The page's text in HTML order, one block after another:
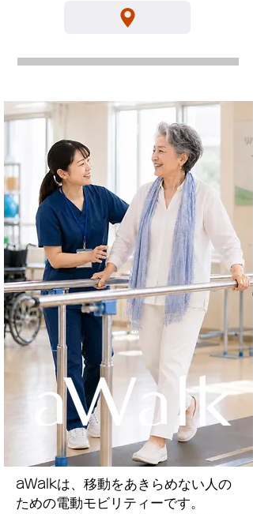
aWalkは、移動をあきらめない人の
ための電動モビリティーです。